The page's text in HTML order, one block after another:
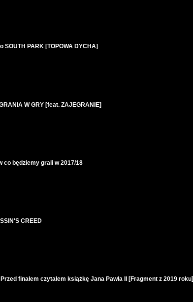
PARK [TOPOWA DYCHA]
W GRY [feat. ZAJEGRANIE]
co będziemy grali w 2017/18
CREED
finałem czytałem książkę Jana Pawła II [Fragment z 2019 roku]